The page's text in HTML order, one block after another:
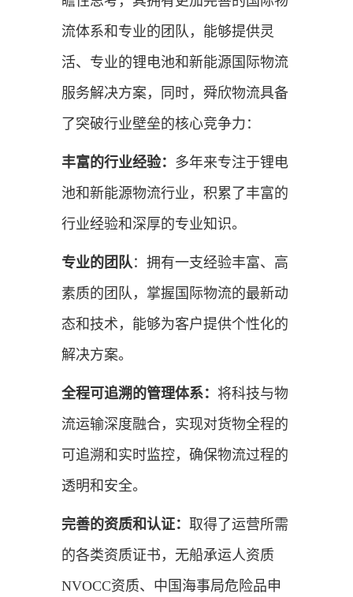
流体系和专业的团队，能够提供灵
活、专业的锂电池和新能源国际物流
服务解决方案，同时，舜欣物流具备
了突破行业壁垒的核心竞争力：
丰富的行业经验： 多年来专注于锂电
池和新能源物流行业，积累了丰富的
行业经验和深厚的专业知识。
专业的团队 ：拥有一支经验丰富、高
素质的团队，掌握国际物流的最新动
态和技术，能够为客户提供个性化的
解决方案。
全程可追溯的管理体系： 将科技与物
流运输深度融合，实现对货物全程的
可追溯和实时监控，确保物流过程的
透明和安全。
完善的资质和认证： 取得了运营所需
的各类资质证书，无船承运人资质
NVOCC资质、中国海事局危险品申